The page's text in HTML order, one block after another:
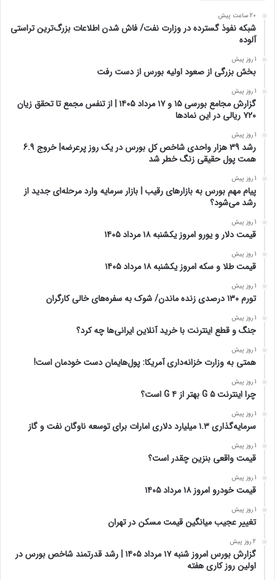
20 ساعت پیش
شبکه نفوذ گسترده در وزارت نفت/ فاش شدن اطلاعات بزرگ‌ترین تراستی‌
آلوده
1 روز پیش
بخش بزرگی از صعود اولیه بورس از دست رفت
1 روز پیش
گزارش مجامع بورسی ۱۵ و ۱۷ مرداد ۱۴۰۵ | از تنفس مجمع تا تحقق زیان
۷۲۰ ریالی در این نماد‌ها
1 روز پیش
رشد 39 هزار واحدی شاخص کل بورس در یک روز پرعرضه| خروج 6.9
همت پول حقیقی زنگ خطر شد
1 روز پیش
پیام مهم بورس به بازارهای رقیب | بازار سرمایه وارد مرحله‌ای جدید از
رشد می‌شود؟
1 روز پیش
قیمت دلار و یورو امروز یکشنبه ۱۸ مرداد ۱۴۰۵
1 روز پیش
قیمت طلا و سکه امروز یکشنبه ۱۸ مرداد ۱۴۰۵
1 روز پیش
تورم ۱۳۰ درصدی زنده ماندن/ شوک به سفره‌های خالی کارگران
1 روز پیش
جنگ و قطع اینترنت با خرید آنلاین ایرانی‌ها چه کرد؟
1 روز پیش
همتی به وزارت خزانه‌داری آمریکا: پول‌هایمان دست خودمان است!
1 روز پیش
چرا اینترنت ۵ G بهتر از ۴ G است؟
1 روز پیش
سرمایه‌گذاری ۱.۳ میلیارد دلاری امارات برای توسعه ناوگان نفت و گاز
1 روز پیش
قیمت واقعی بنزین چقدر است؟
1 روز پیش
قیمت خودرو امروز ۱۸ مرداد ۱۴۰۵
1 روز پیش
تغییر عجیب میانگین قیمت مسکن در تهران
2 روز پیش
گزارش بورس امروز شنبه ۱۷ مرداد ۱۴۰۵ | رشد قدرتمند شاخص بورس در
اولین روز کاری هفته